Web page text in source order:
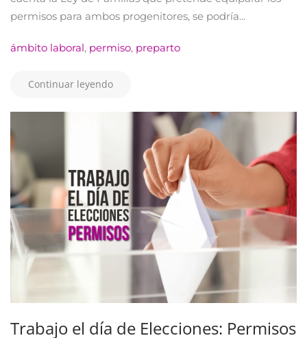
permisos para ambos progenitores, se podría...
ámbito laboral, permiso, preparto
Continuar leyendo
Trabajo el día de Elecciones: Permisos